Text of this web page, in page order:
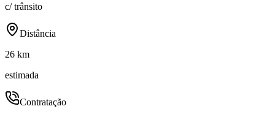
c/ trânsito
Distância
26 km
estimada
Contratação